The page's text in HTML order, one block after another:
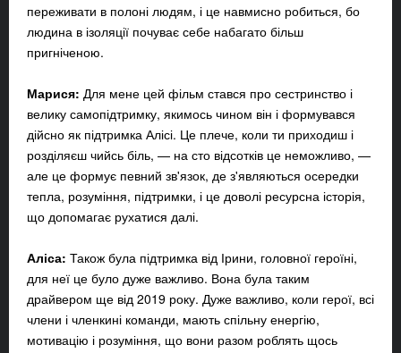
переживати в полоні людям, і це навмисно робиться, бо
людина в ізоляції почуває себе набагато більш
пригніченою.
Марися: Для мене цей фільм стався про сестринство і
велику самопідтримку, якимось чином він і формувався
дійсно як підтримка Алісі. Це плече, коли ти приходиш і
розділяєш чийсь біль, — на сто відсотків це неможливо, —
але це формує певний зв'язок, де з'являються осередки
тепла, розуміння, підтримки, і це доволі ресурсна історія,
що допомагає рухатися далі.
Аліса: Також була підтримка від Ірини, головної героїні,
для неї це було дуже важливо. Вона була таким
драйвером ще від 2019 року. Дуже важливо, коли герої, всі
члени і членкині команди, мають спільну енергію,
мотивацію і розуміння, що вони разом роблять щось